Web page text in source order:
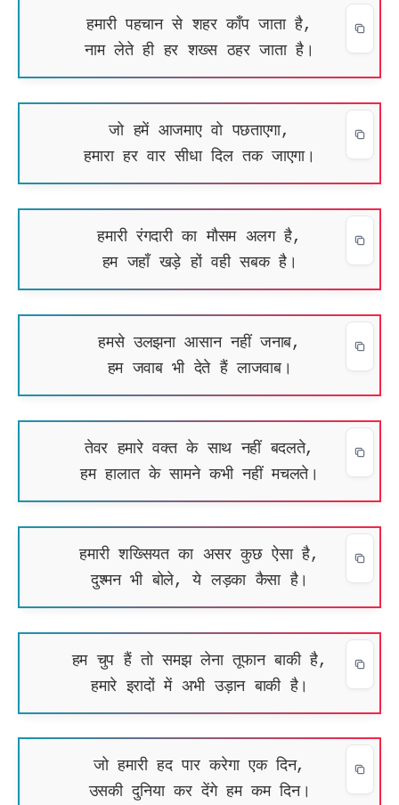
हमारी पहचान से शहर काँप जाता है,
नाम लेते ही हर शख्स ठहर जाता है।
जो हमें आजमाए वो पछताएगा,
हमारा हर वार सीधा दिल तक जाएगा।
हमारी रंगदारी का मौसम अलग है,
हम जहाँ खड़े हों वही सबक है।
हमसे उलझना आसान नहीं जनाब,
हम जवाब भी देते हैं लाजवाब।
तेवर हमारे वक्त के साथ नहीं बदलते,
हम हालात के सामने कभी नहीं मचलते।
हमारी शख्सियत का असर कुछ ऐसा है,
दुश्मन भी बोले, ये लड़का कैसा है।
हम चुप हैं तो समझ लेना तूफान बाकी है,
हमारे इरादों में अभी उड़ान बाकी है।
जो हमारी हद पार करेगा एक दिन,
उसकी दुनिया कर देंगे हम कम दिन।